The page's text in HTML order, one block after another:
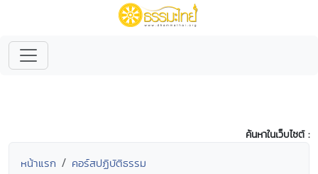
ค้นหาในเว็บไซต์ :
หน้าแรก คอร์สปฏิบัติธรรม